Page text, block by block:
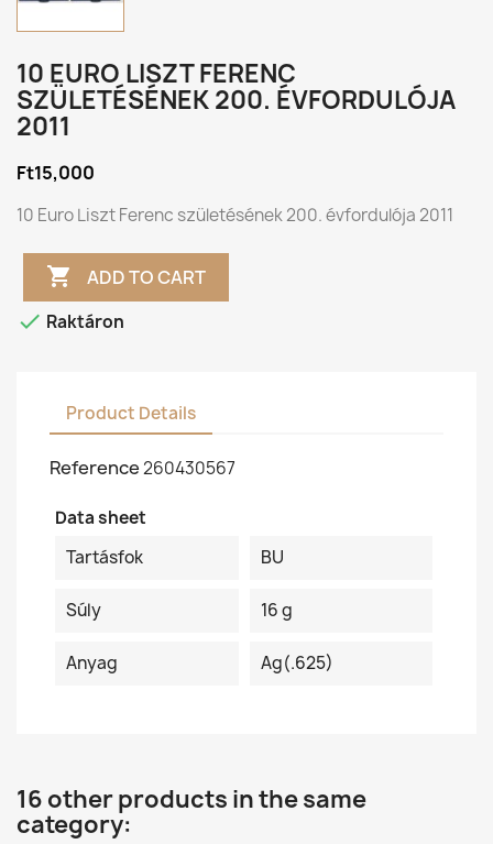
10 EURO LISZT FERENC
SZÜLETÉSÉNEK 200. ÉVFORDULÓJA
2011
Ft15,000
10 Euro Liszt Ferenc születésének 200. évfordulója 2011
 ADD TO CART
 Raktáron
Product Details
Reference260430567
Data sheet
Tartásfok
BU
Súly 16 g
Anyag Ag(.625)
16 other products in the same
category: